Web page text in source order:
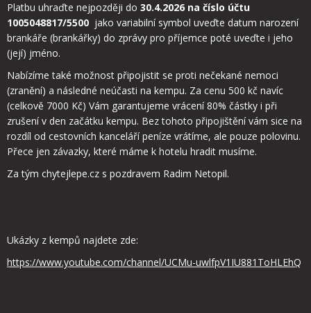
Platbu uhraďte nejpozději do 30.4.2026 na číslo účtu
1005048817/5500 jako variabilní symbol uveďte datum narození
brankáře (brankářky) do zprávy pro příjemce poté uveďte i jeho
(její) jméno.
Nabízíme také možnost připojistit se proti nečekané nemoci
(zranění) a následné neúčasti na kempu. Za cenu 500 kč navíc
(celkově 7000 Kč) Vám garantujeme vrácení 80% částky i při
zrušení v den začátku kempu. Bez tohoto připojištění vám sice na
rozdíl od cestovních kanceláří peníze vrátíme, ale pouze polovinu.
Přece jen závazky, které máme k hotelu hradit musíme.
Za tým chytejlepe.cz s pozdravem Radim Netopil.
Ukázky z kempů najdete zde:
https://www.youtube.com/channel/UCMu-uwlfpV1IU881ToHLEhQ